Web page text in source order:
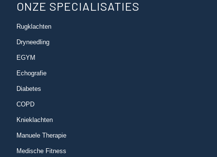
ONZE SPECIALISATIES
Rugklachten
Dryneedling
EGYM
Echografie
Diabetes
COPD
Knieklachten
Manuele Therapie
Medische Fitness